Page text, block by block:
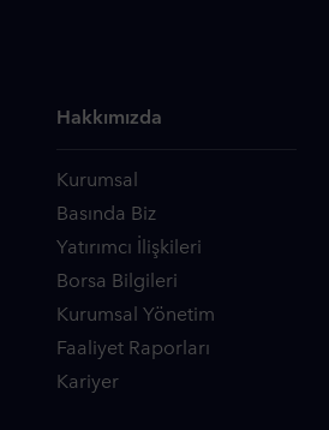
Hakkımızda
Kurumsal
Basında Biz
Yatırımcı İlişkileri
Borsa Bilgileri
Kurumsal Yönetim
Faaliyet Raporları
Kariyer